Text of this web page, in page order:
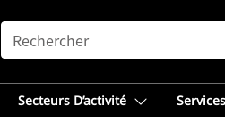
SEARCH
Secteurs D’activité